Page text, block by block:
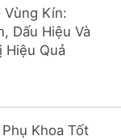
Vùng Kín:
Dấu Hiệu Và
Hiệu Quả
Khoa Tốt